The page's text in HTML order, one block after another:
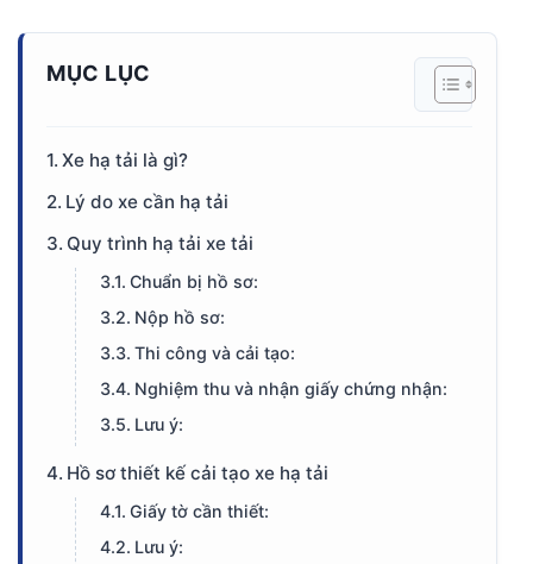
MỤC LỤC
Xe hạ tải là gì?
Lý do xe cần hạ tải
Quy trình hạ tải xe tải
Chuẩn bị hồ sơ:
Nộp hồ sơ:
Thi công và cải tạo:
Nghiệm thu và nhận giấy chứng nhận:
Lưu ý:
Hồ sơ thiết kế cải tạo xe hạ tải
Giấy tờ cần thiết:
Lưu ý: